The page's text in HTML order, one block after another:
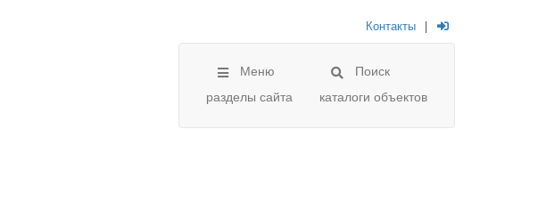
Контакты |
Меню
разделы сайта
Поиск
каталоги объектов